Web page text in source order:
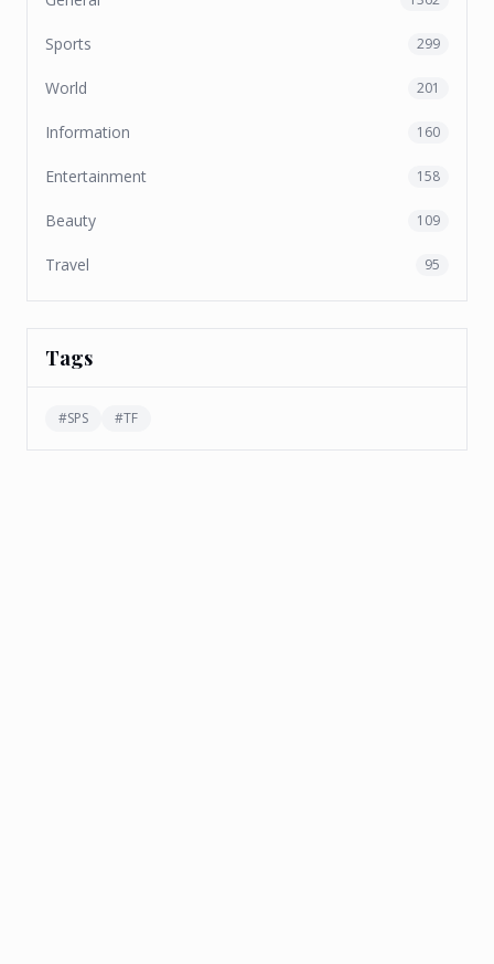
Sports 299
World 201
Information 160
Entertainment 158
Beauty 109
Travel 95
Tags
#SPS #TF